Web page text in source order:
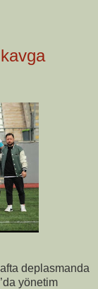
deplasmanda
yönetim